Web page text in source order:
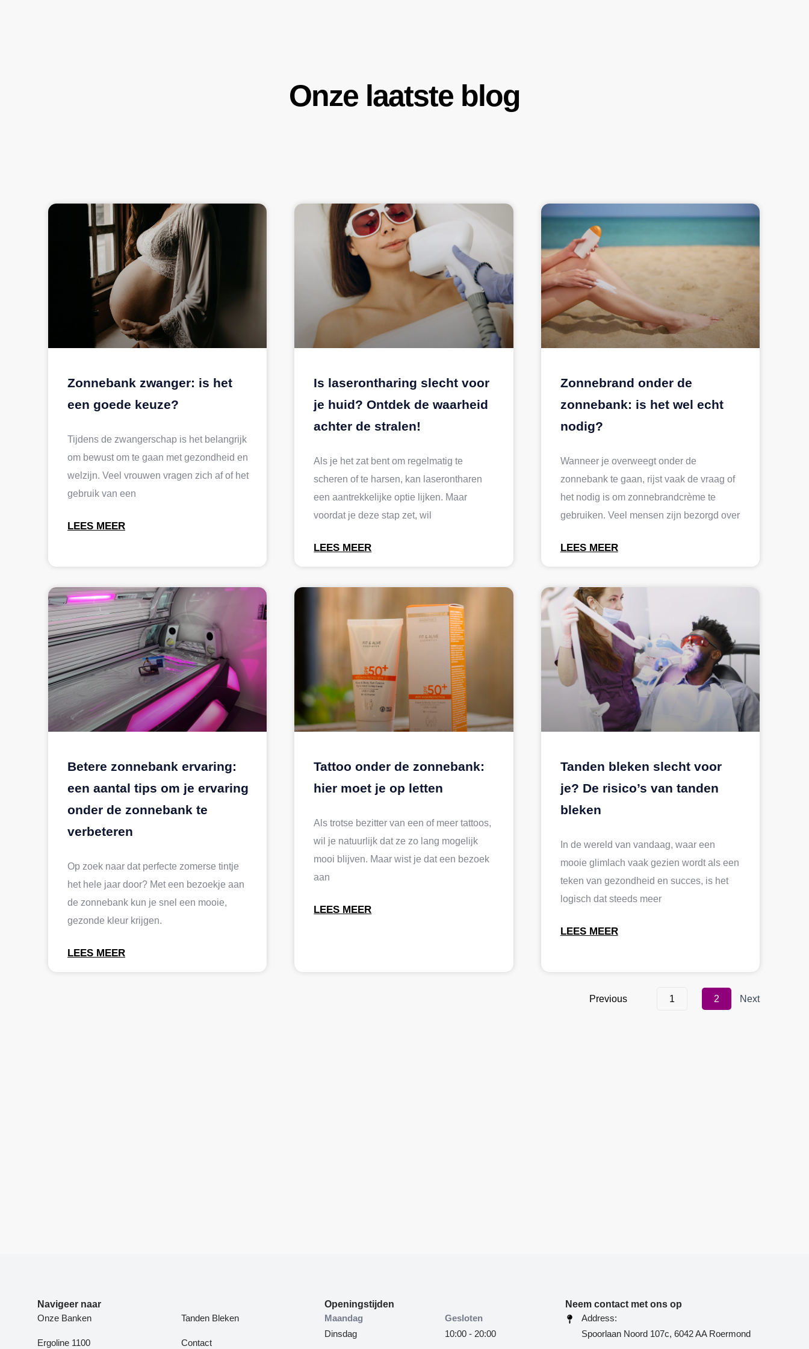
Onze laatste blog
Zonnebank zwanger: is het
een goede keuze?
Tijdens de zwangerschap is het belangrijk
om bewust om te gaan met gezondheid en
welzijn. Veel vrouwen vragen zich af of het
gebruik van een
LEES MEER
Is laserontharing slecht voor
je huid? Ontdek de waarheid
achter de stralen!
Als je het zat bent om regelmatig te
scheren of te harsen, kan laserontharen
een aantrekkelijke optie lijken. Maar
voordat je deze stap zet, wil
LEES MEER
Zonnebrand onder de
zonnebank: is het wel echt
nodig?
Wanneer je overweegt onder de
zonnebank te gaan, rijst vaak de vraag of
het nodig is om zonnebrandcrème te
gebruiken. Veel mensen zijn bezorgd over
LEES MEER
Betere zonnebank ervaring:
een aantal tips om je ervaring
onder de zonnebank te
verbeteren
Op zoek naar dat perfecte zomerse tintje
het hele jaar door? Met een bezoekje aan
de zonnebank kun je snel een mooie,
gezonde kleur krijgen.
LEES MEER
Tattoo onder de zonnebank:
hier moet je op letten
Als trotse bezitter van een of meer tattoos,
wil je natuurlijk dat ze zo lang mogelijk
mooi blijven. Maar wist je dat een bezoek
aan
LEES MEER
Tanden bleken slecht voor
je? De risico’s van tanden
bleken
In de wereld van vandaag, waar een
mooie glimlach vaak gezien wordt als een
teken van gezondheid en succes, is het
logisch dat steeds meer
LEES MEER
Previous
Page
1
Page
2 Next
Navigeer naar
Onze Banken
Ergoline 1100
Tanden Bleken
Contact
Openingstijden
Maandag
Dinsdag
Gesloten
10:00 - 20:00
Neem contact met ons op
Address:
Spoorlaan Noord 107c, 6042 AA Roermond